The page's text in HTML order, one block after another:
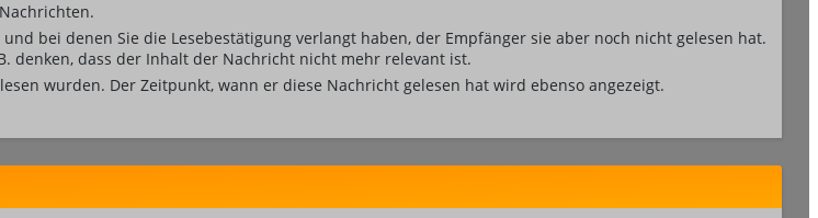
bei denen Sie die Lesebestätigung verlangt haben, der Empfänger sie aber noch nicht gelesen hat.
denken, dass der Inhalt der Nachricht nicht mehr relevant ist.
wurden. Der Zeitpunkt, wann er diese Nachricht gelesen hat wird ebenso angezeigt.